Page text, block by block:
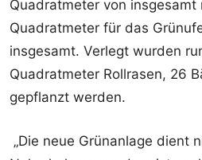
Quadratmeter von insgesamt
Quadratmeter für das
insgesamt. Verlegt wurden
Quadratmeter Rollrasen, 26
gepflanzt werden.
„Die neue Grünanlage dient